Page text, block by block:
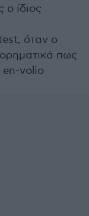
ίδιος
όταν ο
πως
en-volio